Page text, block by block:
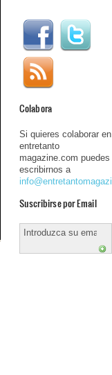
Colabora
Si quieres colaborar en
entretanto
magazine.com puedes
escribirnos a
Suscribirse por Email